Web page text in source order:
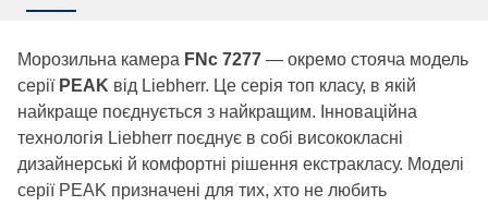
Морозильна камера FNc 7277 — окремо стояча модель
серії PEAK від Liebherr. Це серія топ класу, в якій
найкраще поєднується з найкращим. Інноваційна
технологія Liebherr поєднує в собі висококласні
дизайнерські й комфортні рішення екстракласу. Моделі
серії PEAK призначені для тих, хто не любить